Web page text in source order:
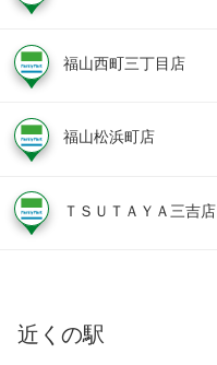
福山西町三丁目店
福山松浜町店
ＴＳＵＴＡＹＡ三吉店
近くの駅